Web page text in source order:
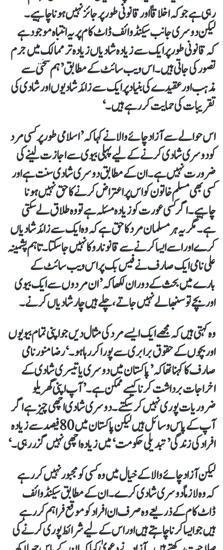
رہی ہے جو کہ اخلاقاً اور قانونی طور پر جائز نہیں ہونا چاہیے۔
لیکن دوسری جانب سیکنڈ وائف ڈاٹ کام پر یہ انتباہ موجود ہے
کہ قانونی طور پر ایک سے زیادہ شادیاں زیادہ تر ممالک میں جرم
تصور کی جاتی ہیں۔ اس ویب سائٹ کے مطابق ’ہم سختی سے
مذہب اور عقیدے کی بنیاد پر ایک سے زائد شادیوں اور شادی کی
تقریبات کی حمایت کر رہے ہیں۔‘
اس حوالے سے آزاد چائے والا نے کہا کہ ’اسلامی طور پر کسی مرد
کو دوسری شادی کرنے کے لیے پہلی بیوی سے اجازت لینے کی
ضرورت نہیں ہے۔ ان کے مطابق دوسری شادی سنت ہے اور
کسی بھی مسلم خاتون کو اس پر اعتراض کرنے کا حق نہیں ہونا
چاہیے۔ اگر کسی عورت کو زیادہ مسئلہ ہے تو وہ طلاق لے سکتی
ہے۔ مگر یہ ہر مسلمان مرد کا حق ہے کہ وہ ایک سے زائد شادیاں
کرے اور اسے ایسا کرنے سے قانونا روکا نہیں جا سکتا۔ تاہم پشمینہ
علی نامی ایک صارف نے فیس بک پر اس ویب سائٹ کے
بارے میں بحث کے دوران لکھا کہ ’ان مردوں سے ایک بیوی
اور بچے تو سنبھالے نہیں جاتے، چلے ہیں چار شادیاں کرنے۔
وہ کہتی ہیں کہ مجھے ایک ایسے مرد کی مثال دیں جو اپنی تمام بیویوں
اور بچوں کے حقوق برابری سے پورا کر رہا ہو۔‘ رضا منور نامی
صارف کا کہنا تھا کہ ’پاکستان میں دوسری یا تیسری شادی کے
اخراجات برداشت کرنا کیسے ممکن ہے۔’آپ اپنی گھریلو
ضروریات پوری نہیں کر سکتے۔ دوسری شادی اچھی چیز ہے اگر
آپ کے پاس وسائل ہیں لیکن پاکستان میں 80 فیصد سے زیادہ
افراد کی زندگی ’تبدیلی حکومت‘ میں زیادہ اچھی نہیں گزر رہی۔‘
لیکن آزاد چائے والا کے خیال میں وہ کسی کو مجبور نہیں کر رہے
کہ وہ لازماً دوسری شادی کرے۔ ان کے مطابق سیکنڈ وائف
ڈاٹ کام کے ذریعے وہ صرف ان افراد کو موقع فراہم کر رہے
ہیں جو ایسا کرنا چاہتے ہیں اور اس کےلیے شرائط پوری کرنے کی